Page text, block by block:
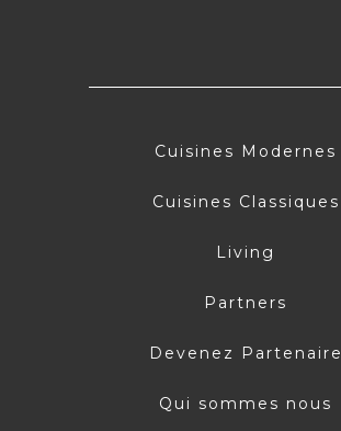
Cuisines Modernes
Cuisines Classiques
Living
Partners
Devenez Partenaire
Qui sommes nous